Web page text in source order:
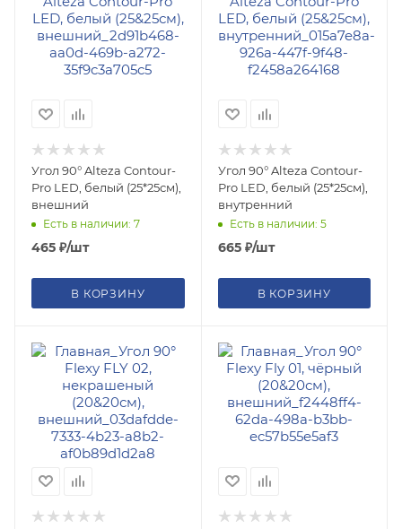
Угол 90° Alteza Contour-
Pro LED, белый (25*25см),
внешний
Есть в наличии: 7
465 ₽/шт
В КОРЗИНУ
Угол 90° Alteza Contour-
Pro LED, белый (25*25см),
внутренний
Есть в наличии: 5
665₽/шт
В КОРЗИНУ